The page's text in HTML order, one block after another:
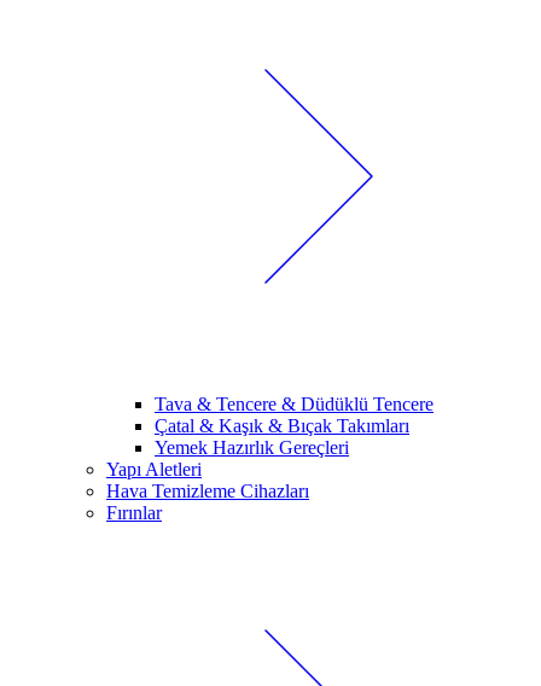
Tava & Tencere & Düdüklü Tencere
Çatal & Kaşık & Bıçak Takımları
Yemek Hazırlık Gereçleri
Yapı Aletleri
Hava Temizleme Cihazları
Fırınlar